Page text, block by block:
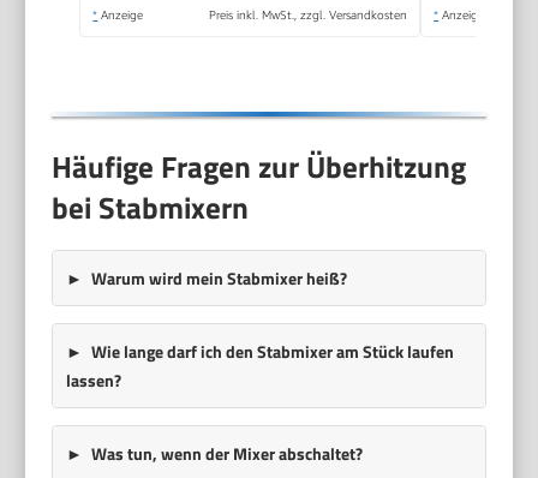
* Anzeige Preis inkl. MwSt., zzgl. Versandkosten * Anzeige
Häufige Fragen zur Überhitzung
bei Stabmixern
Warum wird mein Stabmixer heiß?
Wie lange darf ich den Stabmixer am Stück laufen
lassen?
Was tun, wenn der Mixer abschaltet?